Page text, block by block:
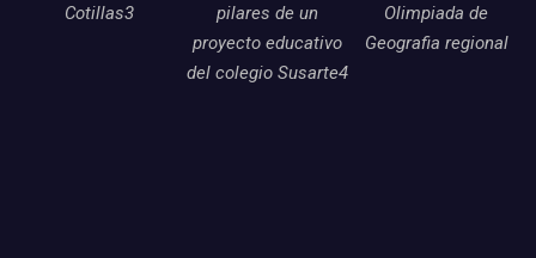
Cotillas3
pilares de un
proyecto educativo
del colegio Susarte4
Olimpiada de
Geografia regional